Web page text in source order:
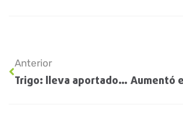
Anterior
Trigo: lleva aportados más de US$ 3.400 millones de exportaciones